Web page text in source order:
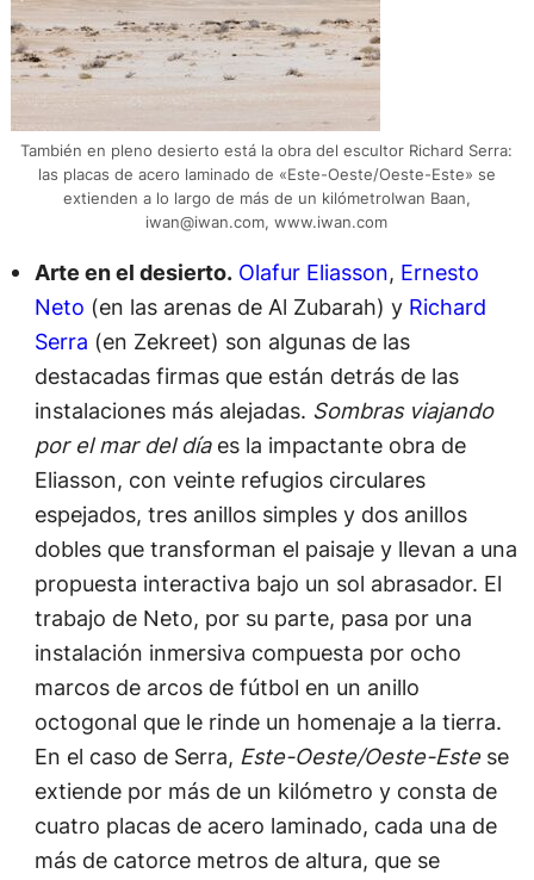
También en pleno desierto está la obra del escultor Richard Serra:
las placas de acero laminado de «Este-Oeste/Oeste-Este» se
extienden a lo largo de más de un kilómetroIwan Baan,
iwan@iwan.com, www.iwan.com
Arte en el desierto. Olafur Eliasson, Ernesto
Neto (en las arenas de Al Zubarah) y Richard
Serra (en Zekreet) son algunas de las
destacadas firmas que están detrás de las
instalaciones más alejadas. Sombras viajando
por el mar del díaes la impactante obra de
Eliasson, con veinte refugios circulares
espejados, tres anillos simples y dos anillos
dobles que transforman el paisaje y llevan a una
propuesta interactiva bajo un sol abrasador. El
trabajo de Neto, por su parte, pasa por una
instalación inmersiva compuesta por ocho
marcos de arcos de fútbol en un anillo
octogonal que le rinde un homenaje a la tierra.
En el caso de Serra, Este-Oeste/Oeste-Estese
extiende por más de un kilómetro y consta de
cuatro placas de acero laminado, cada una de
más de catorce metros de altura, que se